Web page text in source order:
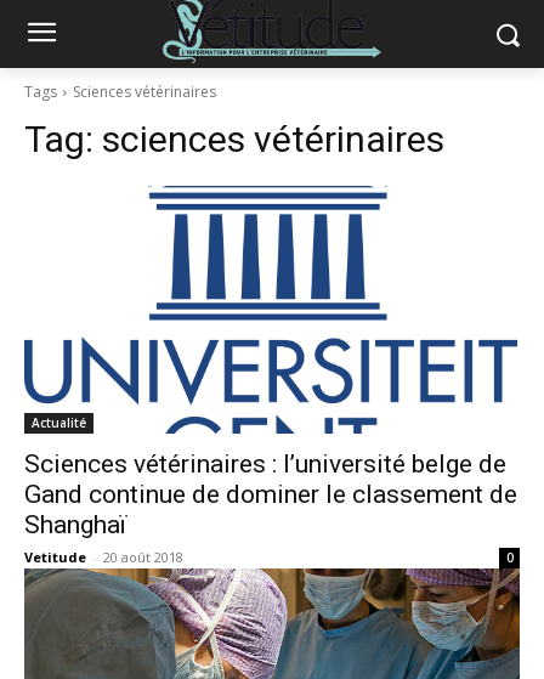
Tags Sciences vétérinaires
Tag: sciences vétérinaires
Actualité
Sciences vétérinaires : l’université belge de
Gand continue de dominer le classement de
Shanghaï
Vetitude - 20 août 2018 0